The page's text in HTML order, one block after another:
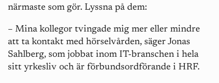
närmaste som gör. Lyssna på dem:
– Mina kollegor tvingade mig mer eller mindre
att ta kontakt med hörselvården, säger Jonas
Sahlberg, som jobbat inom IT-branschen i hela
sitt yrkesliv och är förbundsordförande i HRF.